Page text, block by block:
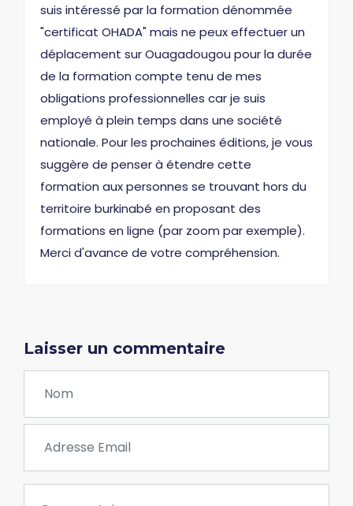
suis intéressé par la formation dénommée
"certificat OHADA" mais ne peux effectuer un
déplacement sur Ouagadougou pour la durée
de la formation compte tenu de mes
obligations professionnelles car je suis
employé à plein temps dans une société
nationale. Pour les prochaines éditions, je vous
suggère de penser à étendre cette
formation aux personnes se trouvant hors du
territoire burkinabé en proposant des
formations en ligne (par zoom par exemple).
Merci d'avance de votre compréhension.
Laisser un commentaire